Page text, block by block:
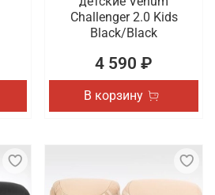
Challenger 2.0 Kids
Black/Black
4 590 ₽
В корзину